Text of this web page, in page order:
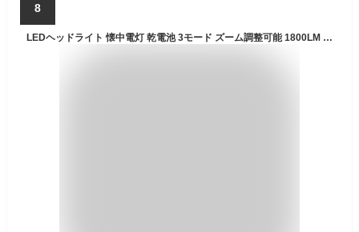
8
LEDヘッドライト 懐中電灯 乾電池 3モード ズーム調整可能 1800LM CREE XML T6 ヘッドランプ 防災 調節可 高光量 軽量